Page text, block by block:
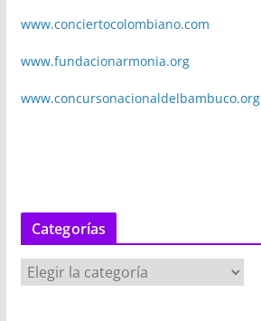
www.conciertocolombiano.com
www.fundacionarmonia.org
www.concursonacionaldelbambuco.org
Categorías
a